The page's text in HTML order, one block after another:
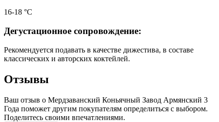
16-18 °С
Дегустационное сопровождение:
Рекомендуется подавать в качестве дижестива, в составе
классических и авторских коктейлей.
Отзывы
Ваш отзыв о Мердзаванский Коньячный Завод Армянский 3
Года поможет другим покупателям определиться с выбором.
Поделитесь своими впечатлениями.